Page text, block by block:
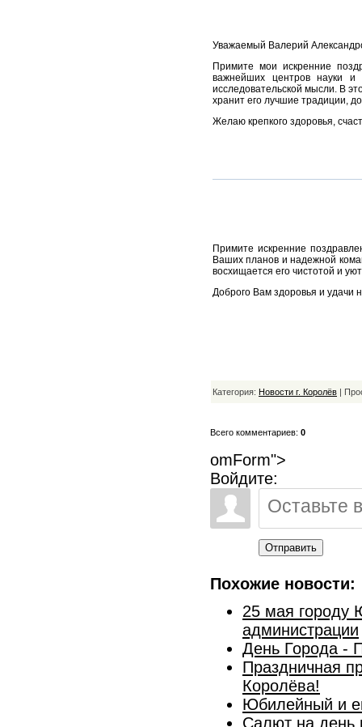
Уважаемый Валерий
Примите мои искренние
важнейших центров науки и
исследовательской мысли. В
хранит его лучшие традиции,
Желаю крепкого здоровья,
Примите искренние
Ваших планов и надежной
восхищается его чистотой и
Доброго Вам здоровья и удачи
Категория: Новости г. Королёв |
Всего комментариев: 0
omForm">
Войдите:
Отправить
Похожие новости:
25 мая городу
администрации
День Города -
Праздничная
Королёва!
Юбилейный и
Салют на день